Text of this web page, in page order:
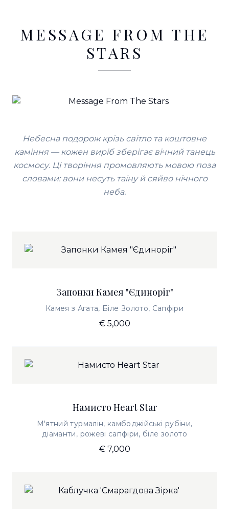
MESSAGE FROM THE
STARS
Небесна подорож крізь світло та коштовне
каміння — кожен виріб зберігає вічний танець
космосу. Ці творіння промовляють мовою поза
словами: вони несуть таїну й сяйво нічного
неба.
Запонки Камея "Єдиноріг"
Камея з Агата, Біле Золото, Сапфіри
€ 5,000
Намисто Heart Star
М'ятний турмалін, камбоджійські рубіни,
діаманти, рожеві сапфіри, біле золото
€ 7,000